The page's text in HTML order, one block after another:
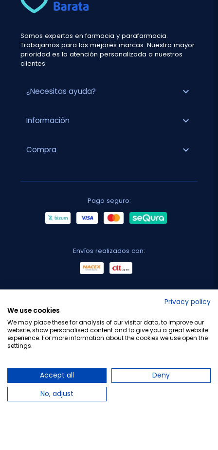
Somos expertos en farmacia y parafarmacia.
Trabajamos para las mejores marcas. Nuestra mayor
prioridad es la atención personalizada a nuestros
clientes.
¿Necesitas ayuda? expand_more
Información expand_more
Compra expand_more
Pago seguro:
Envíos realizados con:
Privacy policy
We use cookies
We may place these for analysis of our visitor data, to improve our
website, show personalised content and to give you a great website
experience. For more information about the cookies we use open the
settings.
Accept all
Deny
No, adjust